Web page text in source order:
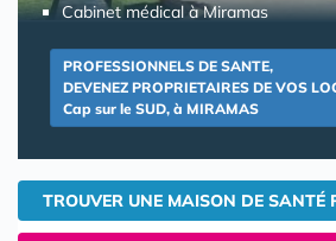
Cabinet médical à Miramas
PROFESSIONNELS DE SANTE,
DEVENEZ PROPRIETAIRES DE VOS
Cap sur le SUD, à MIRAMAS
TROUVER UNE MAISON DE SANTÉ